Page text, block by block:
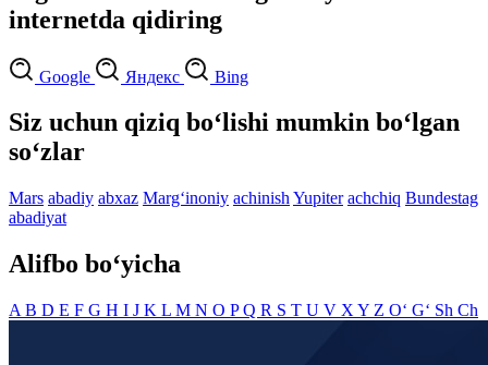
internetda qidiring
Google Яндекс Bing
Siz uchun qiziq bo‘lishi mumkin bo‘lgan
so‘zlar
Mars abadiy abxaz Marg‘inoniy achinish Yupiter achchiq Bundestag
abadiyat
Alifbo bo‘yicha
A B D E F G H I J K L M N O PQ R S T U V X Y Z O‘ G‘ Sh Ch